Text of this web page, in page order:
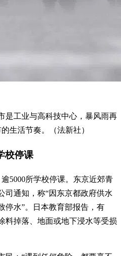
是工业与高科技中心，暴风雨再
生活节奏。（法新社）
校停课
5000所学校停课。东京近郊青
司通知，称“因东京都政府供水
停水”。日本教育部报告，有
料掉落、地面或地下浸水等受损